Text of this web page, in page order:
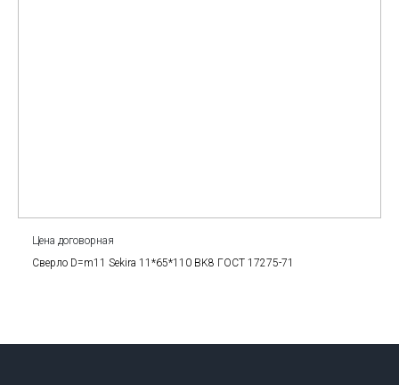
Цена договорная
Сверло D=m11 Sekira 11*65*110 BK8 ГОСТ 17275-71